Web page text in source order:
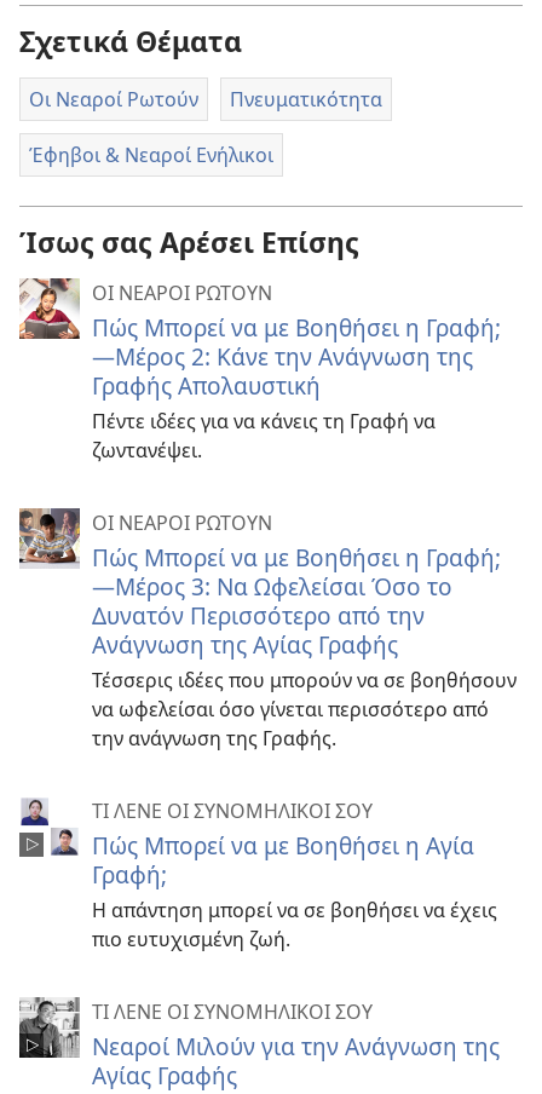
Σχετικά Θέματα
Οι Νεαροί Ρωτούν Πνευματικότητα
Έφηβοι & Νεαροί Ενήλικοι
Ίσως σας Αρέσει Επίσης
ΟΙ ΝΕΑΡΟΙ ΡΩΤΟΥΝ
Πώς Μπορεί να με Βοηθήσει η Γραφή;
—Μέρος 2: Κάνε την Ανάγνωση της
Γραφής Απολαυστική
Πέντε ιδέες για να κάνεις τη Γραφή να
ζωντανέψει.
ΟΙ ΝΕΑΡΟΙ ΡΩΤΟΥΝ
Πώς Μπορεί να με Βοηθήσει η Γραφή;
—Μέρος 3: Να Ωφελείσαι Όσο το
Δυνατόν Περισσότερο από την
Ανάγνωση της Αγίας Γραφής
Τέσσερις ιδέες που μπορούν να σε βοηθήσουν
να ωφελείσαι όσο γίνεται περισσότερο από
την ανάγνωση της Γραφής.
ΤΙ ΛΕΝΕ ΟΙ ΣΥΝΟΜΗΛΙΚΟΙ ΣΟΥ
Πώς Μπορεί να με Βοηθήσει η Αγία
Γραφή;
Η απάντηση μπορεί να σε βοηθήσει να έχεις
πιο ευτυχισμένη ζωή.
ΤΙ ΛΕΝΕ ΟΙ ΣΥΝΟΜΗΛΙΚΟΙ ΣΟΥ
Νεαροί Μιλούν για την Ανάγνωση της
Αγίας Γραφής